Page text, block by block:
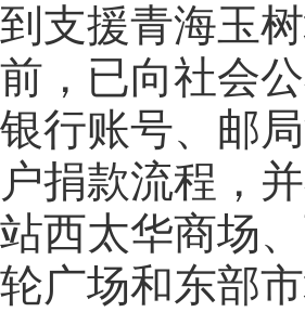
到支援青海玉
前，已向社会
银行账号、邮
户捐款流程，
站西太华商场
轮广场和东部